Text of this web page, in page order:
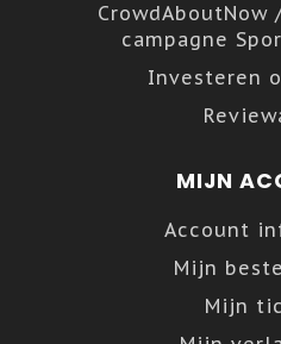
CrowdAboutNow
campagne
Investeren
MIJN
Account
Mijn
Mijn